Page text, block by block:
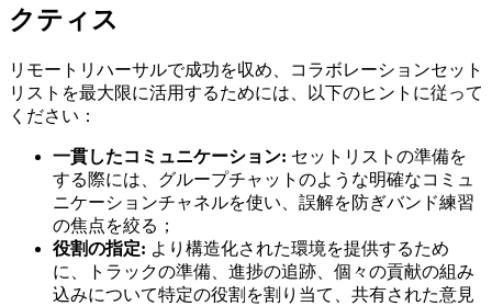
クティス
リモートリハーサルで成功を収め、コラボレーションセット
リストを最大限に活用するためには、以下のヒントに従って
ください：
一貫したコミュニケーション: セットリストの準備を
する際には、グループチャットのような明確なコミュ
ニケーションチャネルを使い、誤解を防ぎバンド練習
の焦点を絞る；
役割の指定: より構造化された環境を提供するため
に、トラックの準備、進捗の追跡、個々の貢献の組み
込みについて特定の役割を割り当て、共有された意見